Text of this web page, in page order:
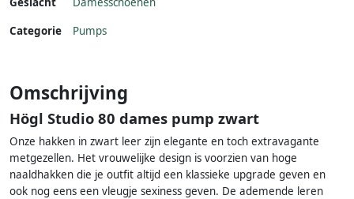
Categorie
Pumps
Omschrijving
Högl Studio 80 dames pump zwart
Onze hakken in zwart leer zijn elegante en toch extravagante
metgezellen. Het vrouwelijke design is voorzien van hoge
naaldhakken die je outfit altijd een klassieke upgrade geven en
ook nog eens een vleugje sexiness geven. De ademende leren